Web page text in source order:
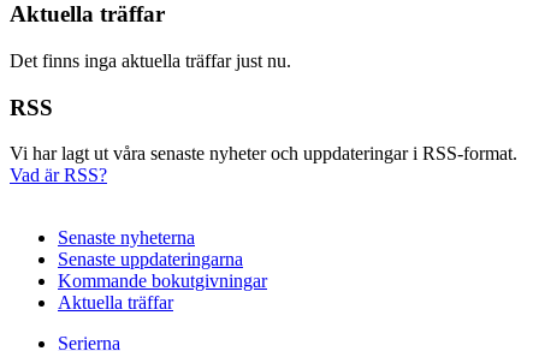
Aktuella träffar
Det finns inga aktuella träffar just nu.
RSS
Vi har lagt ut våra senaste nyheter och uppdateringar i RSS-format.
Vad är RSS?
Senaste nyheterna
Senaste uppdateringarna
Kommande bokutgivningar
Aktuella träffar
Serierna